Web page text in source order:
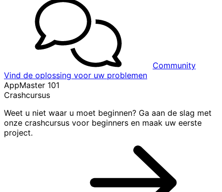
Community
Vind de oplossing voor uw problemen
AppMaster 101
Crashcursus
Weet u niet waar u moet beginnen? Ga aan de slag met
onze crashcursus voor beginners en maak uw eerste
project.